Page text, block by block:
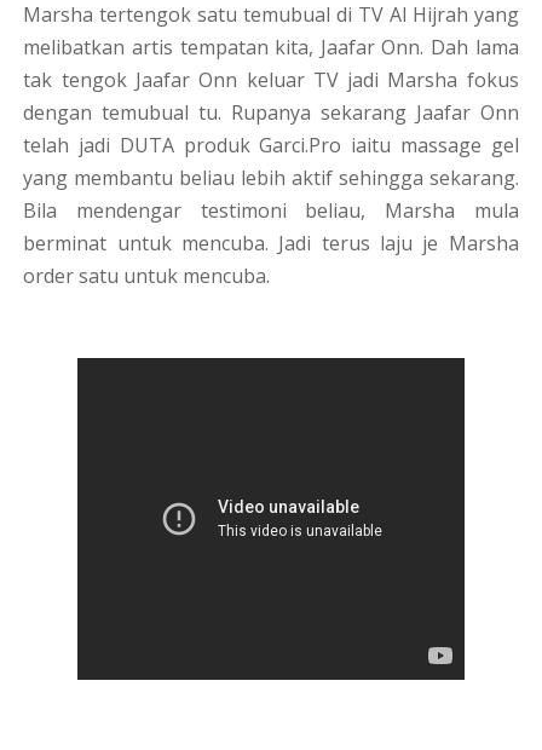
Marsha tertengok satu temubual di TV Al Hijrah yang
melibatkan artis tempatan kita, Jaafar Onn. Dah lama
tak tengok Jaafar Onn keluar TV jadi Marsha fokus
dengan temubual tu. Rupanya sekarang Jaafar Onn
telah jadi DUTA produk Garci.Pro iaitu massage gel
yang membantu beliau lebih aktif sehingga sekarang.
Bila mendengar testimoni beliau, Marsha mula
berminat untuk mencuba. Jadi terus laju je Marsha
order satu untuk mencuba.